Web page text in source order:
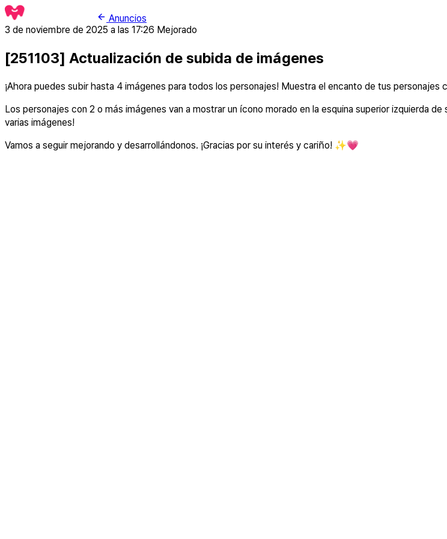
Anuncios
3 de noviembre de 2025 a las 17:26 Mejorado
[251103] Actualización de subida de imágenes
¡Ahora puedes subir hasta 4 imágenes para todos los personajes! Muestra el encanto de tus
Los personajes con 2 o más imágenes van a mostrar un ícono morado en la esquina superior izquierda
varias imágenes!
Vamos a seguir mejorando y desarrollándonos. ¡Gracias por su interés y cariño! ✨💗